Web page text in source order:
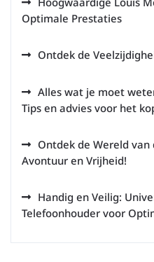
Optimale Prestaties
Ontdek de
Alles wat je moet
Tips en advies voor het
Ontdek de Wereld
Avontuur en Vrijheid!
Handig en Veilig:
Telefoonhouder voor